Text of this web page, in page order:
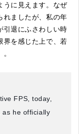
うに見えます。なぜ
れましたが、私の年
引退にふさわしい時
界を感じた上で、若
FPS, today,
he officially